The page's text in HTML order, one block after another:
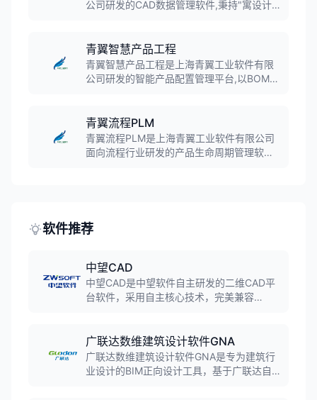
公司研发的CAD数据管理软件,秉持"寓设计
持图文档管理、版本管理、编码管理、流程
管理等功能,帮助企业构建规范的设计数据管
理体系。
青翼智慧产品工程
青翼智慧产品工程是上海青翼工业软件有限
公司研发的智能产品配置管理平台,以BOM为
维度关联解算,实现产品BOM、工艺数据、模
型图纸的自动生成,广泛应用于装备制造、汽
车零部件等行业。
青翼流程PLM
青翼流程PLM是上海青翼工业软件有限公司
面向流程行业研发的产品生命周期管理软件,
软件推荐
中望CAD
中望CAD是中望软件自主研发的二维CAD平
台软件，采用自主核心技术，完美兼容
口，广泛应用于机械、建筑、电子等工程设
计领域，是国产CAD软件的标杆产品。
广联达数维建筑设计软件GNA
广联达数维建筑设计软件GNA是专为建筑行
业设计的BIM正向设计工具，基于广联达自